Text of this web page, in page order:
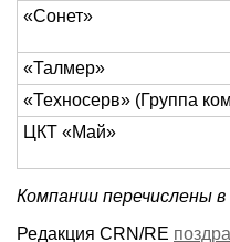
«Сонет»
«Талмер»
«Техносерв» (Группа
ЦКТ «Май»
Компании перечислены
Редакция CRN/RE